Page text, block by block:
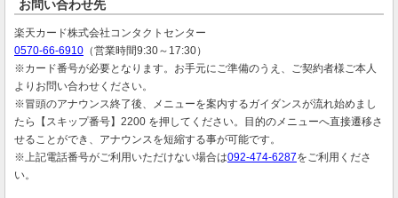
お問い合わせ先
楽天カード株式会社コンタクトセンター
0570-66-6910 （営業時間9:30～17:30）
※カード番号が必要となります。お手元にご準備のうえ、ご契約者様ご本人
よりお問い合わせください。
※冒頭のアナウンス終了後、メニューを案内するガイダンスが流れ始めまし
たら【スキップ番号】2200 を押してください。目的のメニューへ直接遷移さ
せることができ、アナウンスを短縮する事が可能です。
※上記電話番号がご利用いただけない場合は092-474-6287をご利用くださ
い。